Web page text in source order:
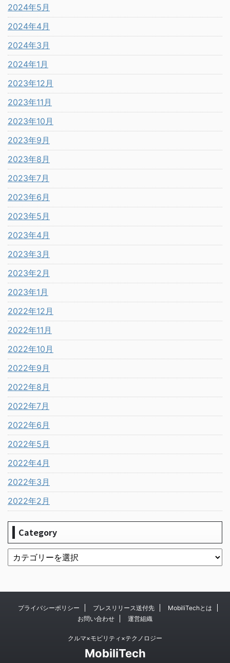
2024年5月
2024年4月
2024年3月
2024年1月
2023年12月
2023年11月
2023年10月
2023年9月
2023年8月
2023年7月
2023年6月
2023年5月
2023年4月
2023年3月
2023年2月
2023年1月
2022年12月
2022年11月
2022年10月
2022年9月
2022年8月
2022年7月
2022年6月
2022年5月
2022年4月
2022年3月
2022年2月
Category
プライバシーポリシー プレスリリース送付先
MobiliTechとは
お問い合わせ
運営組織
クルマ×モビリティ×テクノロジー
MobiliTech